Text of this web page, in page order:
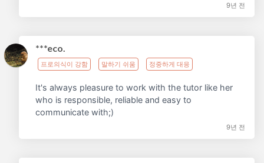
9년 전
***eco.
프로의식이 강함 말하기 쉬움 정중하게 대응
It's always pleasure to work with the tutor like her
who is responsible, reliable and easy to
communicate with;)
9년 전